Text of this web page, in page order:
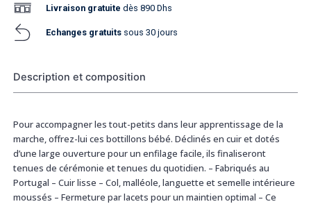
Livraison gratuite dès 890 Dhs
Echanges gratuits sous 30 jours
Description et composition
Pour accompagner les tout-petits dans leur apprentissage de la
marche, offrez-lui ces bottillons bébé. Déclinés en cuir et dotés
d’une large ouverture pour un enfilage facile, ils finaliseront
tenues de cérémonie et tenues du quotidien. – Fabriqués au
Portugal – Cuir lisse – Col, malléole, languette et semelle intérieure
moussés – Fermeture par lacets pour un maintien optimal – Ce